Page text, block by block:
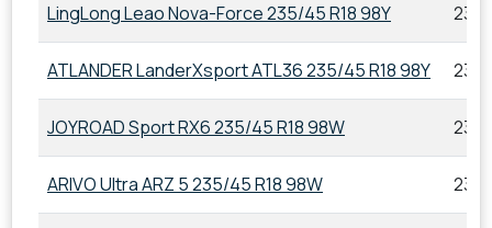
LingLong Leao Nova-Force 235/45 R18 98Y 235/
ATLANDER LanderXsport ATL36 235/45 R18 98Y 235/
JOYROAD Sport RX6 235/45 R18 98W
ARIVO Ultra ARZ 5 235/45 R18 98W